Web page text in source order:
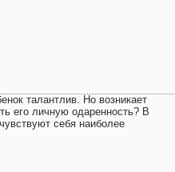
талантлив. Но возникает
его личную одаренность? В
себя наиболее